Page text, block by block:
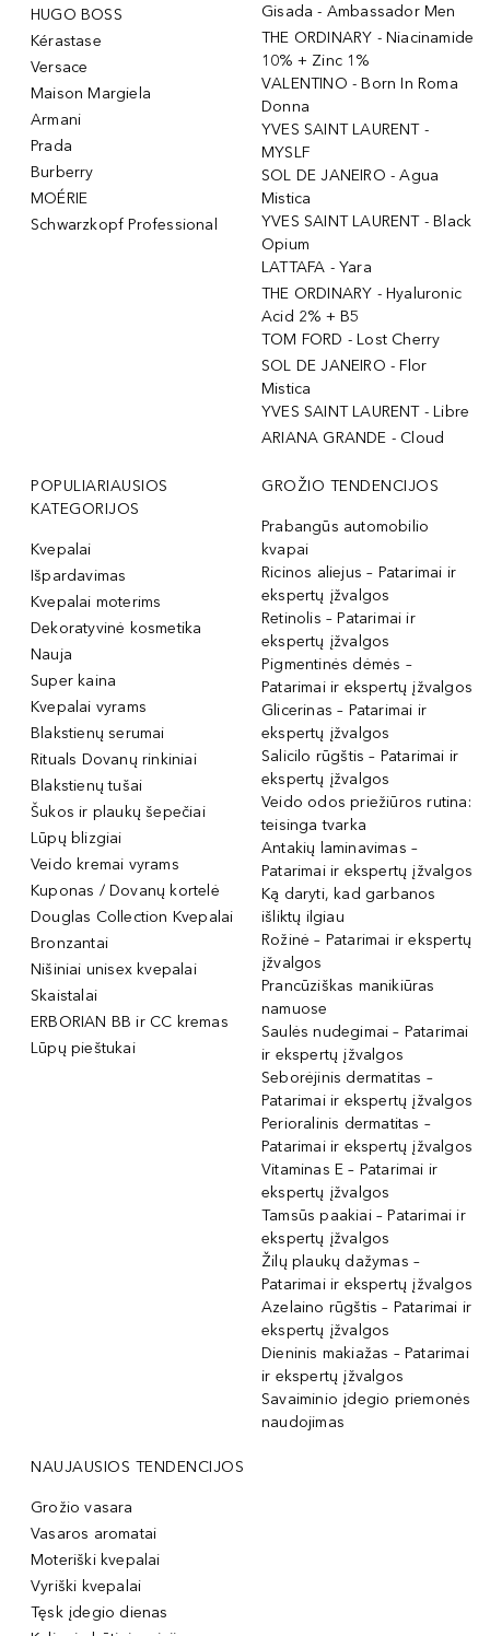
HUGO BOSS
Kérastase
Versace
Maison Margiela
Armani
Prada
Burberry
MOÉRIE
Schwarzkopf Professional
Gisada - Ambassador Men
THE ORDINARY - Niacinamide
10% + Zinc 1%
VALENTINO - Born In Roma
Donna
YVES SAINT LAURENT -
MYSLF
SOL DE JANEIRO - Agua
Mistica
YVES SAINT LAURENT - Black
Opium
LATTAFA - Yara
THE ORDINARY - Hyaluronic
Acid 2% + B5
TOM FORD - Lost Cherry
SOL DE JANEIRO - Flor
Mistica
YVES SAINT LAURENT - Libre
ARIANA GRANDE - Cloud
POPULIARIAUSIOS
KATEGORIJOS
Kvepalai
Išpardavimas
Kvepalai moterims
Dekoratyvinė kosmetika
Nauja
Super kaina
Kvepalai vyrams
Blakstienų serumai
Rituals Dovanų rinkiniai
Blakstienų tušai
Šukos ir plaukų šepečiai
Lūpų blizgiai
Veido kremai vyrams
Kuponas / Dovanų kortelė
Douglas Collection Kvepalai
Bronzantai
Nišiniai unisex kvepalai
Skaistalai
ERBORIAN BB ir CC kremas
Lūpų pieštukai
GROŽIO TENDENCIJOS
Prabangūs automobilio
kvapai
Ricinos aliejus – Patarimai ir
ekspertų įžvalgos
Retinolis – Patarimai ir
ekspertų įžvalgos
Pigmentinės dėmės –
Patarimai ir ekspertų įžvalgos
Glicerinas – Patarimai ir
ekspertų įžvalgos
Salicilo rūgštis – Patarimai ir
ekspertų įžvalgos
Veido odos priežiūros rutina:
teisinga tvarka
Antakių laminavimas –
Patarimai ir ekspertų įžvalgos
Ką daryti, kad garbanos
išliktų ilgiau
Rožinė – Patarimai ir ekspertų
įžvalgos
Prancūziškas manikiūras
namuose
Saulės nudegimai – Patarimai
ir ekspertų įžvalgos
Seborėjinis dermatitas –
Patarimai ir ekspertų įžvalgos
Perioralinis dermatitas –
Patarimai ir ekspertų įžvalgos
Vitaminas E – Patarimai ir
ekspertų įžvalgos
Tamsūs paakiai – Patarimai ir
ekspertų įžvalgos
Žilų plaukų dažymas –
Patarimai ir ekspertų įžvalgos
Azelaino rūgštis – Patarimai ir
ekspertų įžvalgos
Dieninis makiažas – Patarimai
ir ekspertų įžvalgos
Savaiminio įdegio priemonės
naudojimas
NAUJAUSIOS TENDENCIJOS
Grožio vasara
Vasaros aromatai
Moteriški kvepalai
Vyriški kvepalai
Tęsk įdegio dienas